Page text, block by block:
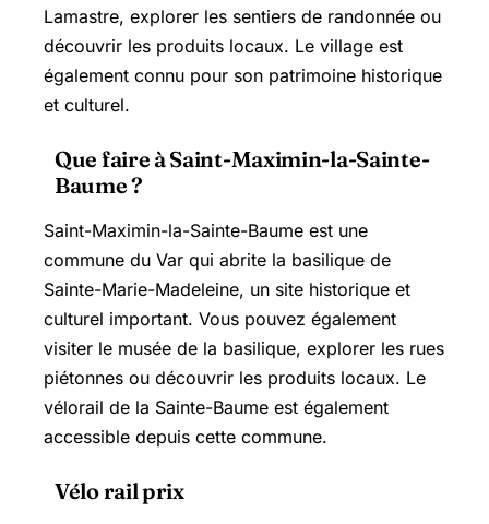
Lamastre, explorer les sentiers de randonnée ou
découvrir les produits locaux. Le village est
également connu pour son patrimoine historique
et culturel.
Que faire à Saint-Maximin-la-Sainte-
Baume ?
Saint-Maximin-la-Sainte-Baume est une
commune du Var qui abrite la basilique de
Sainte-Marie-Madeleine, un site historique et
culturel important. Vous pouvez également
visiter le musée de la basilique, explorer les rues
piétonnes ou découvrir les produits locaux. Le
vélorail de la Sainte-Baume est également
accessible depuis cette commune.
Vélo rail prix